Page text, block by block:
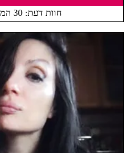
חוות דעת: 30 המלצות.